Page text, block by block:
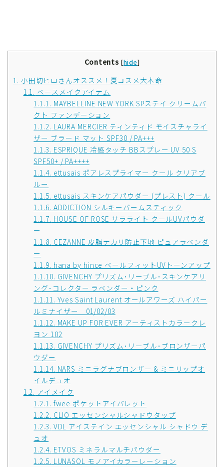
Contents [hide]
1. 小田切ヒロさんオススメ！夏コスメ大本命
1.1. ベースメイクアイテム
1.1.1. MAYBELLINE NEW YORK SPステイ クリームパ
クト ファンデーション
1.1.2. LAURA MERCIER ティンティド モイスチャライ
ザー ブラード マット SPF30 / PA+++
1.1.3. ESPRIQUE 冷感タッチ BBスプレー UV 50 S
SPF50+ / PA++++
1.1.4. ettusais ポアレスプライマー クール クリアブ
ルー
1.1.5. ettusais スキンケアパウダー (プレスト) クール
1.1.6. ADDICTION シルキーバームスティック
1.1.7. HOUSE OF ROSE サラライト クールUVパウダ
ー
1.1.8. CEZANNE 皮脂テカリ防止下地 ピュアラベンダ
ー
1.1.9. hana by hince ベールフィットUVトーンアップ
1.1.10. GIVENCHY プリズム･リーブル･スキンケアリ
ング･コレクター ラベンダー・ピンク
1.1.11. Yves Saint Laurent オールアワーズ ハイパー
ルミナイザー 01/02/03
1.1.12. MAKE UP FOR EVER アーティストカラークレ
ヨン 102
1.1.13. GIVENCHY プリズム･リーブル･ブロンザーパ
ウダー
1.1.14. NARS ミニラグナブロンザー & ミニリップオ
イルデュオ
1.2. アイメイク
1.2.1. fwee ポケットアイパレット
1.2.2. CLIO エッセンシャルシャドウタップ
1.2.3. VDL アイステイン エッセンシャル シャドウ デ
ュオ
1.2.4. ETVOS ミネラルマルチパウダー
1.2.5. LUNASOL モノアイカラーレーション